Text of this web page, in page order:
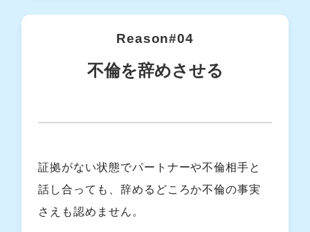
Reason#04
不倫を辞めさせる
証拠がない状態でパートナーや不倫相手と
話し合っても、辞めるどころか不倫の事実
さえも認めません。